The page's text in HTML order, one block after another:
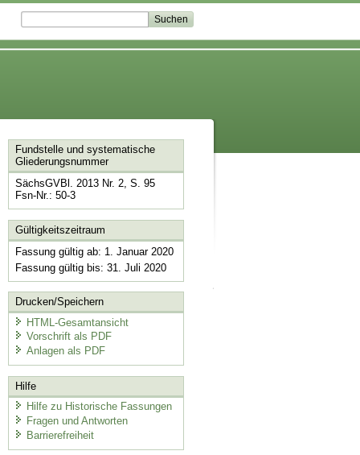
Fundstelle und systematische
Gliederungsnummer
SächsGVBl. 2013 Nr. 2, S. 95
Fsn-Nr.: 50-3
Gültigkeitszeitraum
Fassung gültig ab: 1. Januar 2020
Fassung gültig bis: 31. Juli 2020
Drucken/Speichern
HTML-Gesamtansicht
Vorschrift als PDF
Anlagen als PDF
Hilfe
Hilfe zu Historische Fassungen
Fragen und Antworten
Barrierefreiheit